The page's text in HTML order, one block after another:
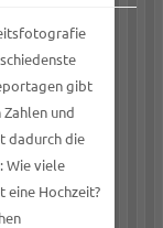
gibt
und
dadurch die
Wie viele
eine Hochzeit?